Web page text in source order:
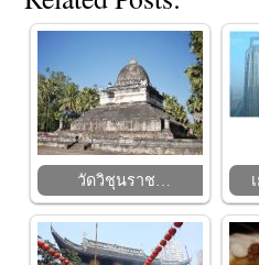
วัดวิชุนราช…